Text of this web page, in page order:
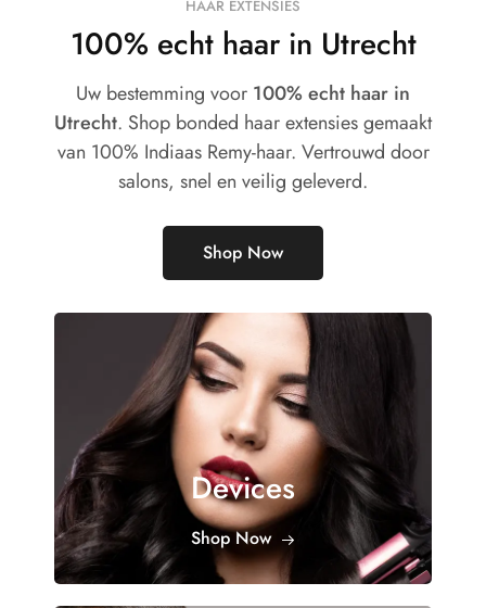
HAAR EXTENSIES
100% echt haar in Utrecht
Uw bestemming voor 100% echt haar in
Utrecht. Shop bonded haar extensies gemaakt
van 100% Indiaas Remy-haar. Vertrouwd door
salons, snel en veilig geleverd.
Shop Now
Devices
Shop Now